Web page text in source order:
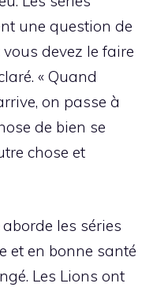
une question de
devez le faire
« Quand
on passe à
de bien se
chose et
les séries
et en bonne santé
Les Lions ont